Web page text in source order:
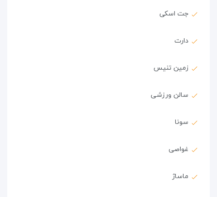
جت اسکی
دارت
زمین تنیس
سالن ورزشی
سونا
غواصی
ماساژ